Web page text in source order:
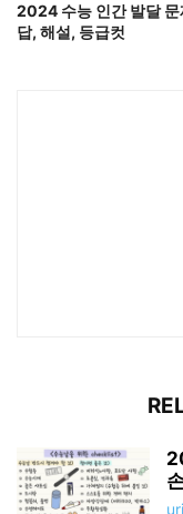
2024 수능 인간 발달 문
답, 해설, 등급컷